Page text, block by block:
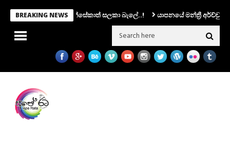
BREAKING NEWS
එරාන්ට.. ෆොන්සේකාත් සලකා බැලේ..! යාපනයේ මන්ත්‍රී අර්ච්චුනා